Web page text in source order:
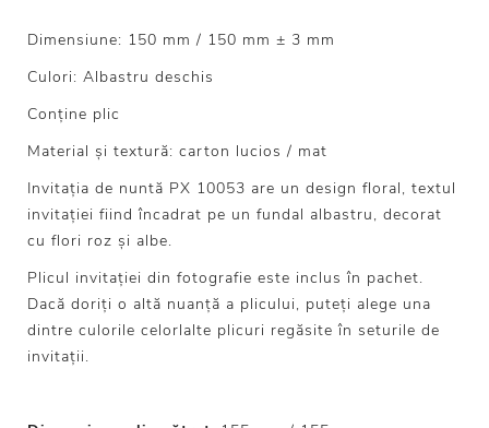
Dimensiune: 150 mm / 150 mm ± 3 mm
Culori: Albastru deschis
Conține plic
Material și textură: carton lucios / mat
Invitația de nuntă PX 10053 are un design floral, textul
invitației fiind încadrat pe un fundal albastru, decorat
cu flori roz și albe.
Plicul invitației din fotografie este inclus în pachet.
Dacă doriți o altă nuanță a plicului, puteți alege una
dintre culorile celorlalte plicuri regăsite în seturile de
invitații.